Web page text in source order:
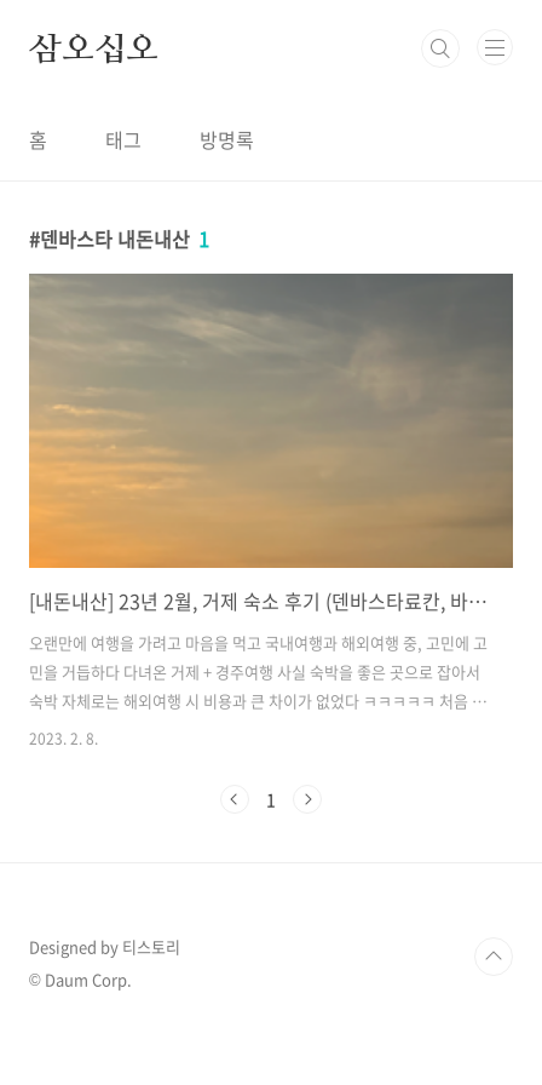
삼오십오
홈 태그 방명록
덴바스타 내돈내산 1
[내돈내산] 23년 2월, 거제 숙소 후기 (덴바스타료칸, 바람의언덕리조트)
오랜만에 여행을 가려고 마음을 먹고 국내여행과 해외여행 중, 고민에 고
민을 거듭하다 다녀온 거제 + 경주여행 사실 숙박을 좋은 곳으로 잡아서
숙박 자체로는 해외여행 시 비용과 큰 차이가 없었다 ㅋㅋㅋㅋㅋ 처음 이
용해 본 료칸형태의 숙소와 편백나무 욕조가 있던 숙소 두 군데를 비교
2023. 2. 8.
1
Designed by 티스토리
© Daum Corp.